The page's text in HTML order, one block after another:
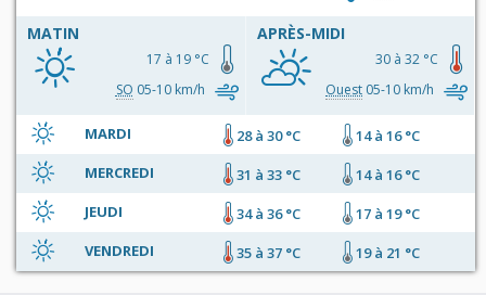
MATIN
17 à 19 °C
SO 05-10 km/h
APRÈS-MIDI
30 à 32 °C
Ouest 05-10 km/h
MARDI 28 à 30 °C
14 à 16 °C
MERCREDI
31 à 33 °C
14 à 16 °C
JEUDI
34 à 36 °C
17 à 19 °C
VENDREDI
35 à 37 °C 19 à 21 °C